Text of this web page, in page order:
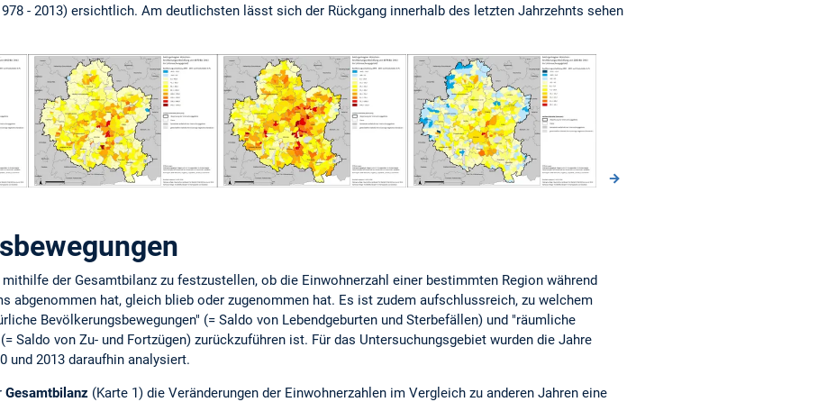
- 2013) ersichtlich. Am deutlichsten lässt sich der Rückgang innerhalb des letzten Jahrzehnts sehen
der Gesamtbilanz zu festzustellen, ob die Einwohnerzahl einer bestimmten Region während
abgenommen hat, gleich blieb oder zugenommen hat. Es ist zudem aufschlussreich, zu welchem
Bevölkerungsbewegungen" (= Saldo von Lebendgeburten und Sterbefällen) und "räumliche
Saldo von Zu- und Fortzügen) zurückzuführen ist. Für das Untersuchungsgebiet wurden die Jahre
und 2013 daraufhin analysiert.
Gesamtbilanz (Karte 1) die Veränderungen der Einwohnerzahlen im Vergleich zu anderen Jahren eine